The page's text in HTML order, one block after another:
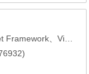
、Flash Player、JRE